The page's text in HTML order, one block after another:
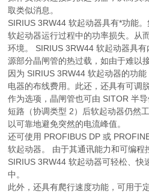
取类似消息。
SIRIUS 3RW44 软起动器具有*功能
软起动器运行过程中的功率损失。从
环境。 SIRIUS 3RW44 软起动器具
源部分晶闸管的热过载，如由于难以
因为 SIRIUS 3RW44 软起动器的功
电器的布线费用。此还，还具有可调
作为选项，晶闸管也可由 SITOR 半
短路（协调类型 2）后软起动器仍然
以可靠地避免突然的电流峰值。
还可使用 PROFIBUS DP 或
软起动器。 由于其通讯能力和可编程
SIRIUS 3RW44 软起动器可轻松、快
中。
此外，还具有爬行速度功能，可用于